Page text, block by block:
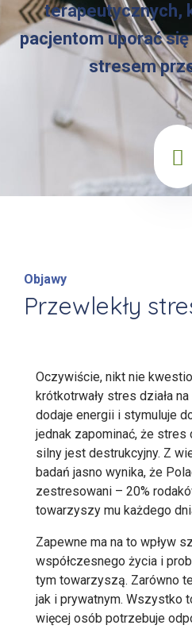
terapeutycznych,
pacjentom uporać
stresem
Objawy
Przewlekły
Oczywiście, nikt nie
krótkotrwały stres działa
dodaje energii i stymuluje
jednak zapominać, że stres
silny jest destrukcyjny. Z
badań jasno wynika, że
zestresowani – 20%
towarzyszy mu każdego
Zapewne ma na to wpływ
współczesnego życia i
tym towarzyszą. Zarówno
jak i prywatnym. Wszystko
więcej osób potrzebuje